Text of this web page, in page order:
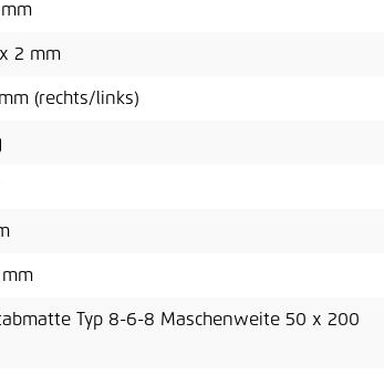
2 mm
(rechts/links)
mm
Typ 8-6-8 Maschenweite 50 x 200